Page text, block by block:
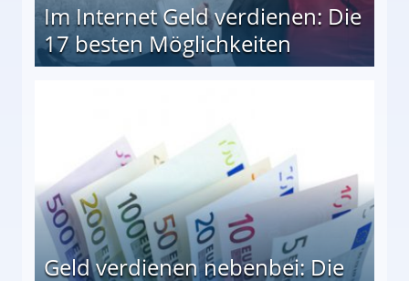
Im Internet Geld verdienen: Die
17 besten Möglichkeiten
Geld verdienen nebenbei: Die